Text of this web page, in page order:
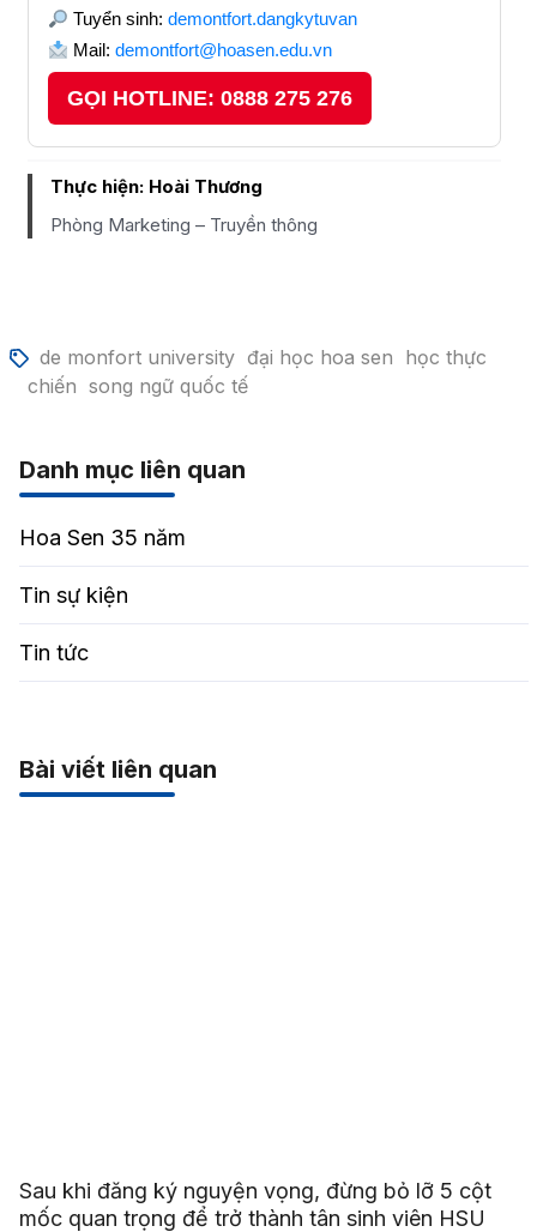
Tuyển sinh: demontfort.dangkytuvan
Mail: demontfort@hoasen.edu.vn
GỌI HOTLINE: 0888 275 276
Thực hiện: Hoài Thương
Phòng Marketing – Truyền thông
de monfort university đại học hoa sen học thực
chiến song ngữ quốc tế
Danh mục liên quan
Hoa Sen 35 năm
Tin sự kiện
Tin tức
Bài viết liên quan
Sau khi đăng ký nguyện vọng, đừng bỏ lỡ 5 cột
mốc quan trọng để trở thành tân sinh viên HSU